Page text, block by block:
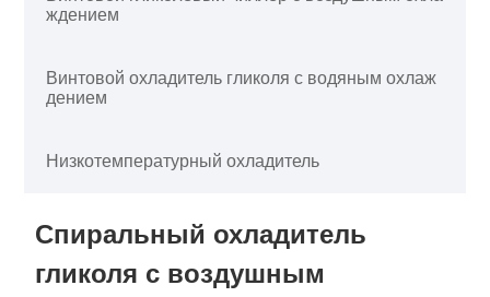
ждением
Винтовой охладитель гликоля с водяным охлаж
дением
Низкотемпературный охладитель
Спиральный охладитель
гликоля с воздушным